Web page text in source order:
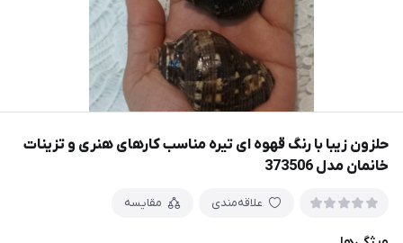
حلزون زیبا با رنگ قهوه ای تیره مناسب کارهای هنری و تزینات
خانمان مدل 373506
علاقه‌مندی مقایسه